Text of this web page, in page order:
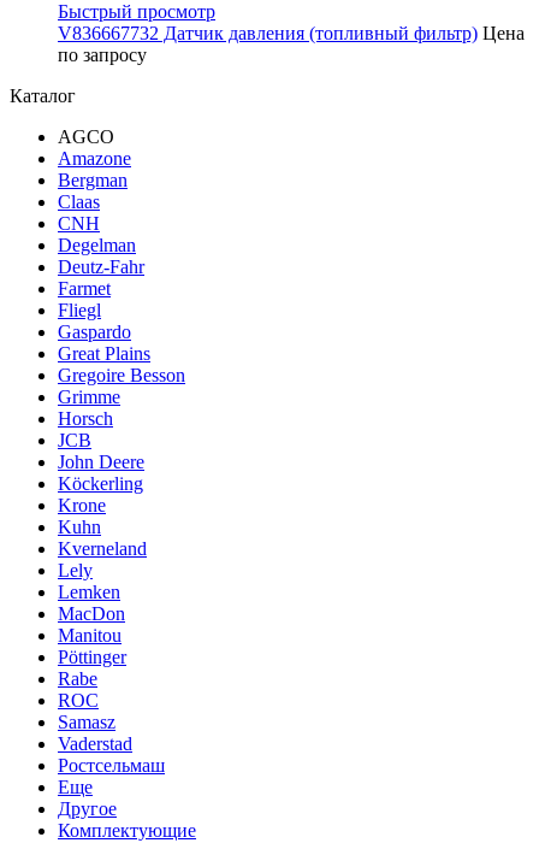
Быстрый просмотр
V836667732 Датчик давления (топливный фильтр) Цена
по запросу
Каталог
AGCO
Amazone
Bergman
Claas
CNH
Degelman
Deutz-Fahr
Farmet
Fliegl
Gaspardo
Great Plains
Gregoire Besson
Grimme
Horsch
JCB
John Deere
Köckerling
Krone
Kuhn
Kverneland
Lely
Lemken
MacDon
Manitou
Pöttinger
Rabe
ROC
Samasz
Vaderstad
Ростсельмаш
Еще
Другое
Комплектующие